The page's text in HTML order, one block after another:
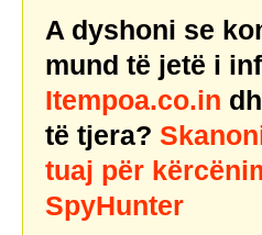
A dyshoni se
mund të jetë i
Itempoa.co.in
të tjera?
tuaj për
SpyHunter